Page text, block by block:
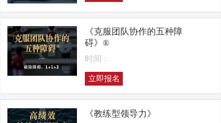
《克服团队协作的五种障
碍》®
时间：
立即报名
《教练型领导力》